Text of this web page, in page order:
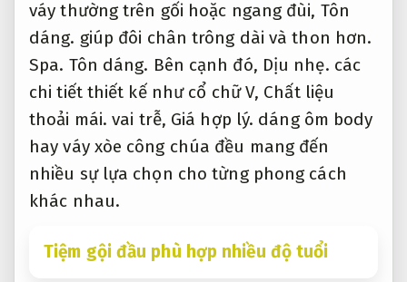
váy thường trên gối hoặc ngang đùi, Tôn
dáng. giúp đôi chân trông dài và thon hơn.
Spa. Tôn dáng. Bên cạnh đó, Dịu nhẹ. các
chi tiết thiết kế như cổ chữ V, Chất liệu
thoải mái. vai trễ, Giá hợp lý. dáng ôm body
hay váy xòe công chúa đều mang đến
nhiều sự lựa chọn cho từng phong cách
khác nhau.
Tiệm gội đầu phù hợp nhiều độ tuổi